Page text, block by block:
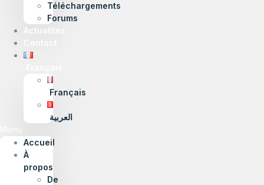
Téléchargements
Forums
Actualités
Français
العربية
Accueil
À
propos
De